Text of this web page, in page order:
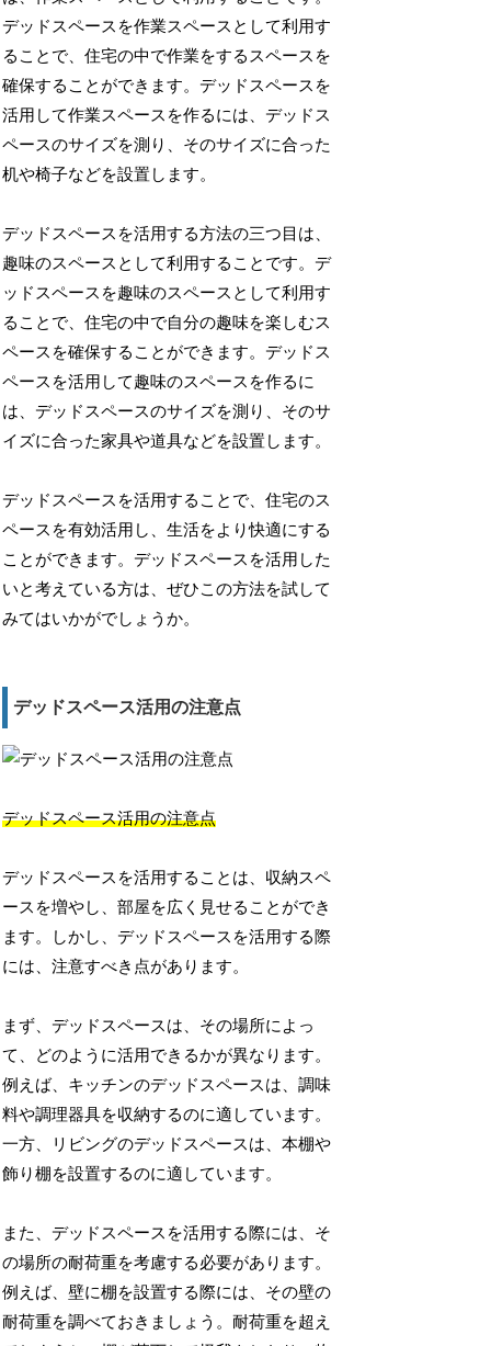
デッドスペースを作業スペースとして利用す
ることで、住宅の中で作業をするスペースを
確保することができます。デッドスペースを
活用して作業スペースを作るには、デッドス
ペースのサイズを測り、そのサイズに合った
机や椅子などを設置します。
デッドスペースを活用する方法の三つ目は、
趣味のスペースとして利用することです。デ
ッドスペースを趣味のスペースとして利用す
ることで、住宅の中で自分の趣味を楽しむス
ペースを確保することができます。デッドス
ペースを活用して趣味のスペースを作るに
は、デッドスペースのサイズを測り、そのサ
イズに合った家具や道具などを設置します。
デッドスペースを活用することで、住宅のス
ペースを有効活用し、生活をより快適にする
ことができます。デッドスペースを活用した
いと考えている方は、ぜひこの方法を試して
みてはいかがでしょうか。
デッドスペース活用の注意点
デッドスペース活用の注意点
デッドスペースを活用することは、収納スペ
ースを増やし、部屋を広く見せることができ
ます。しかし、デッドスペースを活用する際
には、注意すべき点があります。
まず、デッドスペースは、その場所によっ
て、どのように活用できるかが異なります。
例えば、キッチンのデッドスペースは、調味
料や調理器具を収納するのに適しています。
一方、リビングのデッドスペースは、本棚や
飾り棚を設置するのに適しています。
また、デッドスペースを活用する際には、そ
の場所の耐荷重を考慮する必要があります。
例えば、壁に棚を設置する際には、その壁の
耐荷重を調べておきましょう。耐荷重を超え